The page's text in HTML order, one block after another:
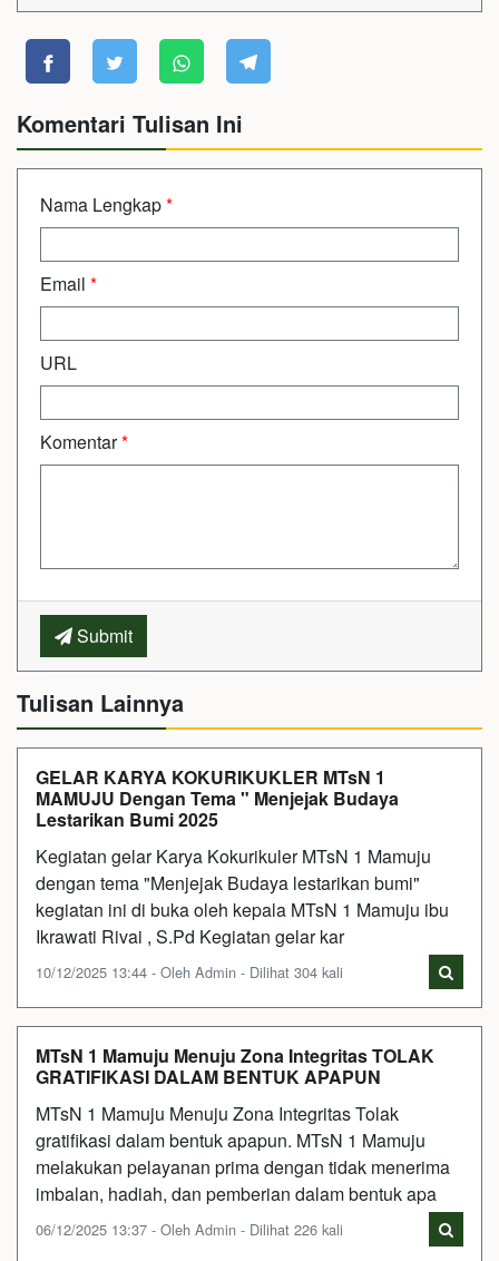
Komentari Tulisan Ini
Nama Lengkap*
Email *
URL
Komentar*
Submit
Tulisan Lainnya
GELAR KARYA KOKURIKUKLER MTsN 1
MAMUJU Dengan Tema " Menjejak Budaya
Lestarikan Bumi 2025
Kegiatan gelar Karya Kokurikuler MTsN 1 Mamuju
dengan tema "Menjejak Budaya lestarikan bumi"
kegiatan ini di buka oleh kepala MTsN 1 Mamuju ibu
Ikrawati Rivai , S.Pd Kegiatan gelar kar
10/12/2025 13:44 - Oleh Admin - Dilihat 304 kali
MTsN 1 Mamuju Menuju Zona Integritas TOLAK
GRATIFIKASI DALAM BENTUK APAPUN
MTsN 1 Mamuju Menuju Zona Integritas Tolak
gratifikasi dalam bentuk apapun. MTsN 1 Mamuju
melakukan pelayanan prima dengan tidak menerima
imbalan, hadiah, dan pemberian dalam bentuk apa
06/12/2025 13:37 - Oleh Admin - Dilihat 226 kali